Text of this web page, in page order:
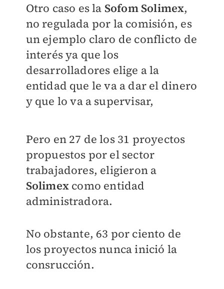
Otro caso es la Sofom Solimex,
no regulada por la comisión, es
un ejemplo claro de conflicto de
interés ya que los
desarrolladores elige a la
entidad que le va a dar el dinero
y que lo va a supervisar,
Pero en 27 de los 31 proyectos
propuestos por el sector
trabajadores, eligieron a
Solimex como entidad
administradora.
No obstante, 63 por ciento de
los proyectos nunca inició la
consrucción.